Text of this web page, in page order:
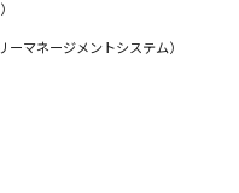
マネージメントシステム）